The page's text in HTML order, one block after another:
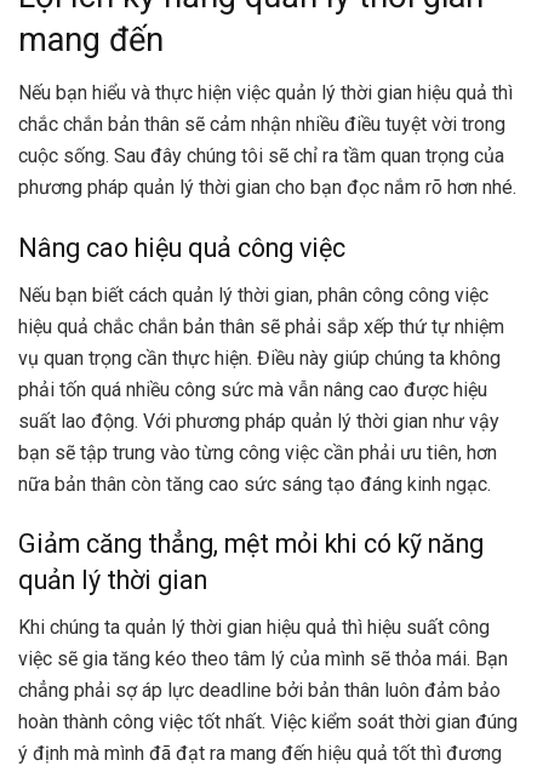
mang đến
Nếu bạn hiểu và thực hiện việc quản lý thời gian hiệu quả thì
chắc chắn bản thân sẽ cảm nhận nhiều điều tuyệt vời trong
cuộc sống. Sau đây chúng tôi sẽ chỉ ra tầm quan trọng của
phương pháp quản lý thời gian cho bạn đọc nắm rõ hơn nhé.
Nâng cao hiệu quả công việc
Nếu bạn biết cách quản lý thời gian, phân công công việc
hiệu quả chắc chắn bản thân sẽ phải sắp xếp thứ tự nhiệm
vụ quan trọng cần thực hiện. Điều này giúp chúng ta không
phải tốn quá nhiều công sức mà vẫn nâng cao được hiệu
suất lao động. Với phương pháp quản lý thời gian như vậy
bạn sẽ tập trung vào từng công việc cần phải ưu tiên, hơn
nữa bản thân còn tăng cao sức sáng tạo đáng kinh ngạc.
Giảm căng thẳng, mệt mỏi khi có kỹ năng
quản lý thời gian
Khi chúng ta quản lý thời gian hiệu quả thì hiệu suất công
việc sẽ gia tăng kéo theo tâm lý của mình sẽ thỏa mái. Bạn
chẳng phải sợ áp lực deadline bởi bản thân luôn đảm bảo
hoàn thành công việc tốt nhất. Việc kiểm soát thời gian đúng
ý định mà mình đã đạt ra mang đến hiệu quả tốt thì đương